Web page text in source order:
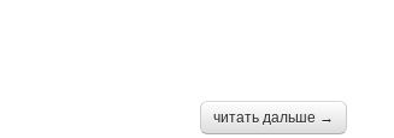
читать дальше →